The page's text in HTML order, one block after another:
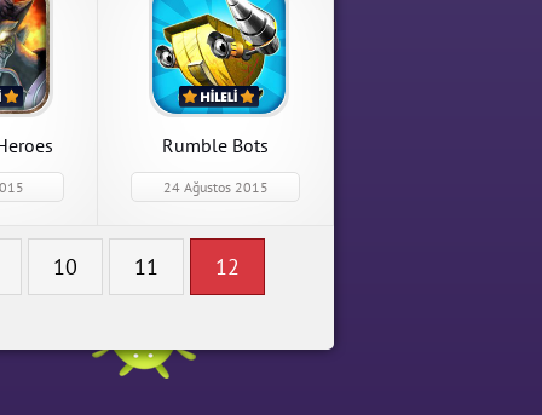
Dead Stop 1.0 Para Hileli
Mod Apk indir
APK İndir
Para
Rumble Bots
24 Ağustos 2015
Para Hileli
10 11 12